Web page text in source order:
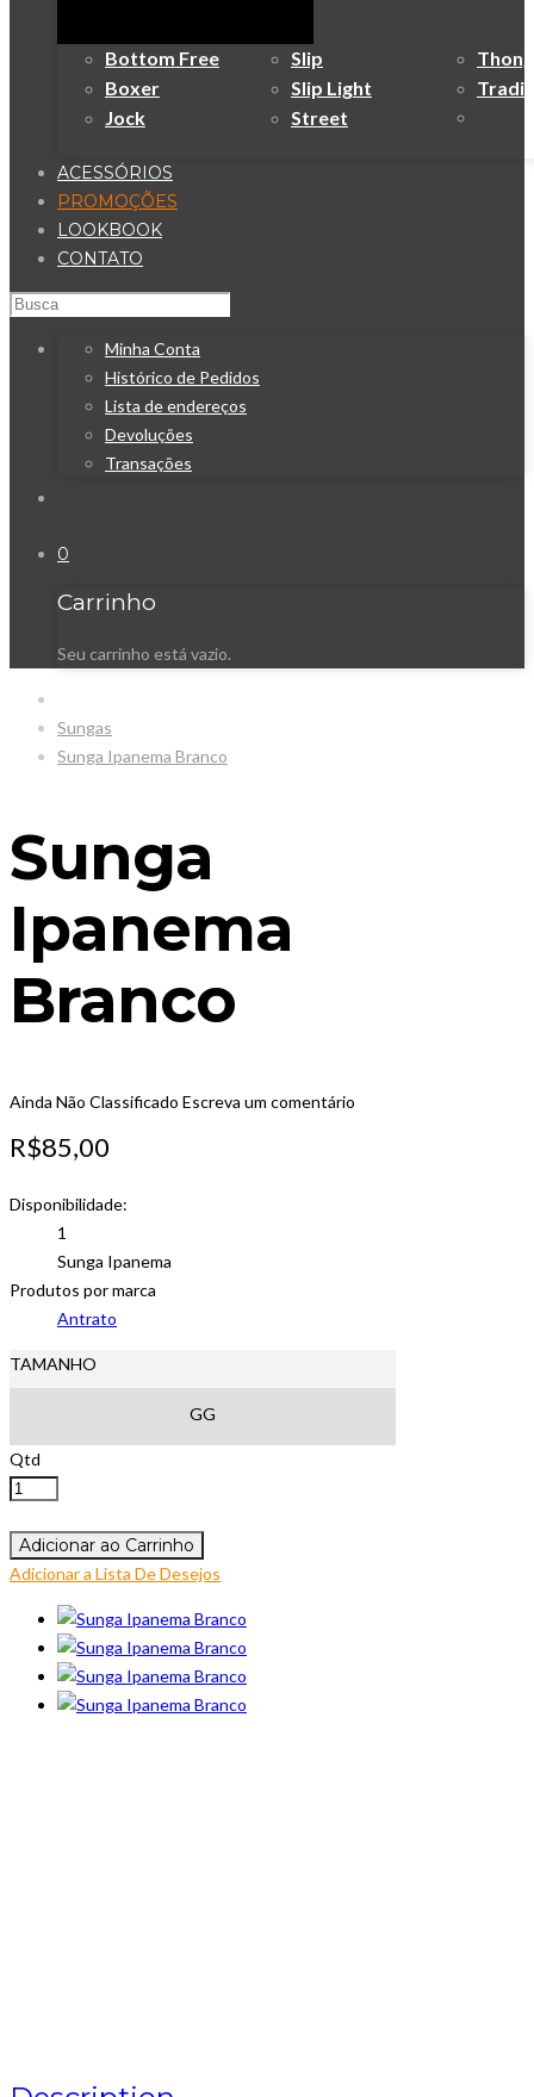
Bottom Free
Boxer
Jock
Slip
Slip Light
Street
Thong
ACESSÓRIOS
PROMOÇÕES
LOOKBOOK
CONTATO
Minha Conta
Histórico de Pedidos
Lista de endereços
Devoluções
Transações
0
Carrinho
Seu carrinho está vazio.
Sungas
Sunga Ipanema Branco
Sunga
Ipanema
Branco
Ainda Não Classificado Escreva um comentário
R$85,00
Disponibilidade:
1
Sunga Ipanema
Produtos por marca
Antrato
TAMANHO
GG
Qtd
Adicionar ao Carrinho
Adicionar a Lista De Desejos